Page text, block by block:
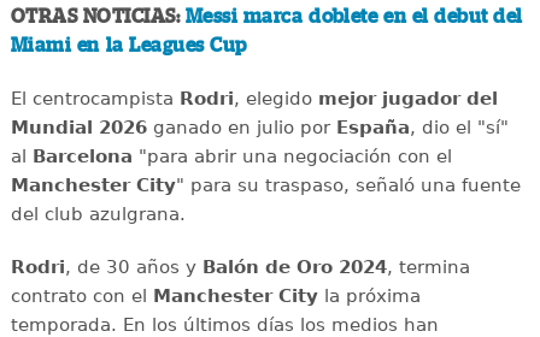
OTRAS NOTICIAS: Messi marca doblete en el debut del
Miami en la Leagues Cup
El centrocampista Rodri, elegido mejor jugador del
Mundial 2026ganado en julio por España, dio el "sí"
al Barcelona "para abrir una negociación con el
Manchester City" para su traspaso, señaló una fuente
del club azulgrana.
Rodri, de 30 años y Balón de Oro 2024, termina
contrato con el Manchester Cityla próxima
temporada. En los últimos días los medios han